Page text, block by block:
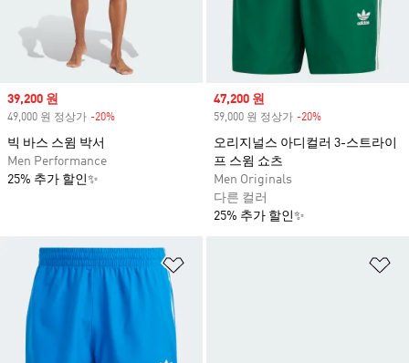
Sale price
39,200 원
49,000 원 정상가 -20%
빅 바스 스윔 박서
Men Performance
25% 추가 할인✨
Sale price
47,200 원
59,000 원 정상가 -20%
오리지널스 아디컬러 3-스트라이
프 스윔 쇼츠
Men Originals
다른 컬러
25% 추가 할인✨